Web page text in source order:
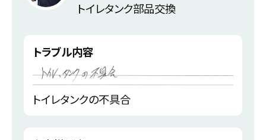
トイレタンク部品交換
トラブル内容
トイレタンクの不具合